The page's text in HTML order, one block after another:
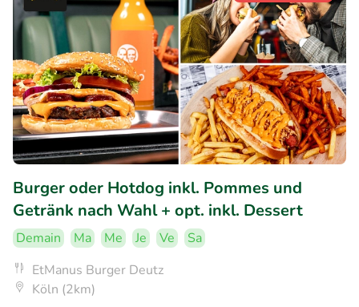
Burger oder Hotdog inkl. Pommes und
Getränk nach Wahl + opt. inkl. Dessert
Demain Ma Me Je Ve
Sa
EtManus Burger Deutz
Köln (2km)